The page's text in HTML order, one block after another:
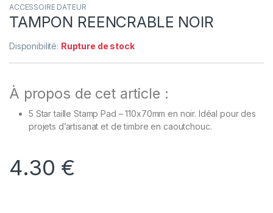
ACCESSOIRE DATEUR
TAMPON REENCRABLE NOIR
Disponibilité: Rupture de stock
À propos de cet article :
5 Star taille Stamp Pad – 110x70mm en noir. Idéal pour des
projets d’artisanat et de timbre en caoutchouc.
4.30 €